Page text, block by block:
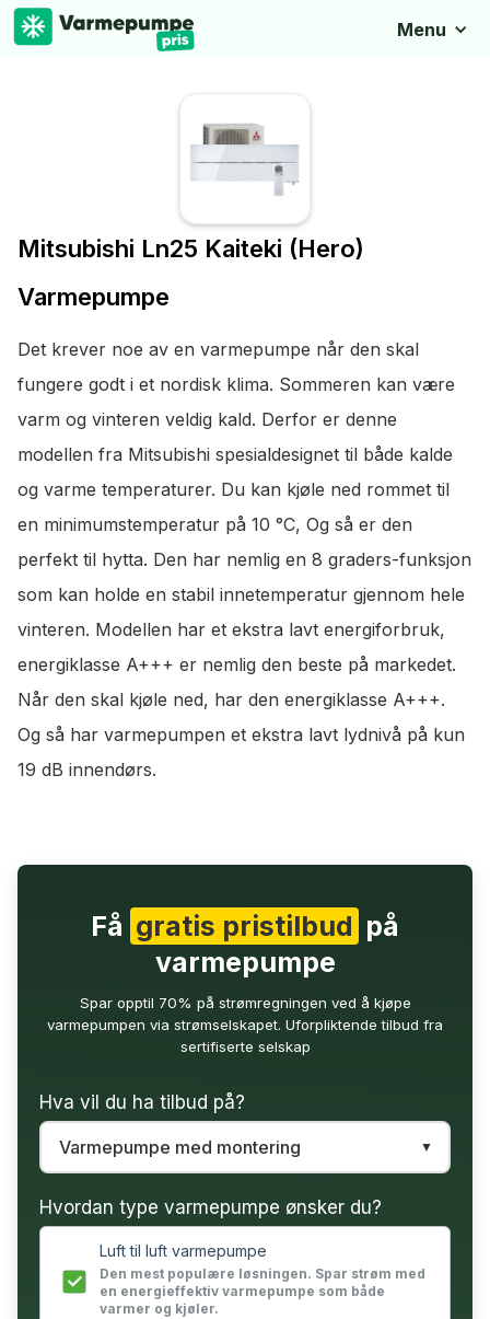
Menu
Mitsubishi Ln25 Kaiteki (Hero)
Varmepumpe
Det krever noe av en varmepumpe når den skal
fungere godt i et nordisk klima. Sommeren kan være
varm og vinteren veldig kald. Derfor er denne
modellen fra Mitsubishi spesialdesignet til både kalde
og varme temperaturer. Du kan kjøle ned rommet til
en minimumstemperatur på 10 °C, Og så er den
perfekt til hytta. Den har nemlig en 8 graders-funksjon
som kan holde en stabil innetemperatur gjennom hele
vinteren. Modellen har et ekstra lavt energiforbruk,
energiklasse A+++ er nemlig den beste på markedet.
Når den skal kjøle ned, har den energiklasse A+++.
Og så har varmepumpen et ekstra lavt lydnivå på kun
19 dB innendørs.
Få gratis pristilbud på
varmepumpe
Spar opptil 70% på strømregningen ved å kjøpe
varmepumpen via strømselskapet. Uforpliktende tilbud fra
sertifiserte selskap
Hva vil du ha tilbud på?
Hvordan type varmepumpe ønsker du?
Luft til luft varmepumpe
Den mest populære løsningen. Spar strøm med
en energieffektiv varmepumpe som både
varmer og kjøler.